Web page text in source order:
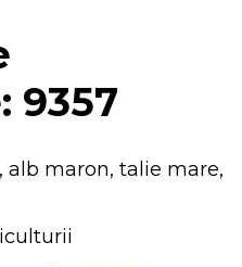
9357
alb maron, talie mare,